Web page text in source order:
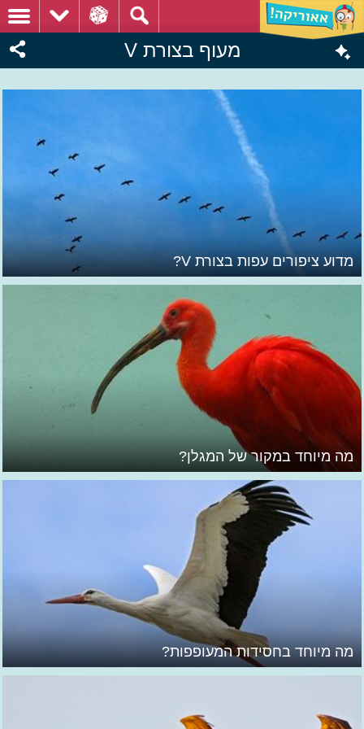
מעוף בצורת V
מדוע ציפורים עפות בצורת V?
מה מיוחד במקור של המגלן?
מה מיוחד בחסידות המעופפות?